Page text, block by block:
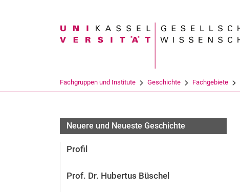
Suchbegriff
Fachgruppen und Institute Geschichte Fachgebiete
Neuere und Neueste Geschichte
Profil
Prof. Dr. Hubertus Büschel